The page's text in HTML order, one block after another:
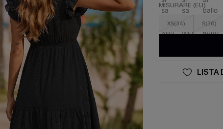
MISURARE (EU)
XS(34) S(36)
LISTA